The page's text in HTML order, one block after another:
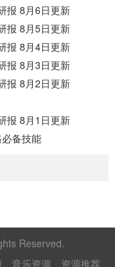
报 8月6日更新
报 8月5日更新
报 8月4日更新
报 8月3日更新
报 8月2日更新
报 8月1日更新
备技能
Reserved.
音乐资源 资源推荐